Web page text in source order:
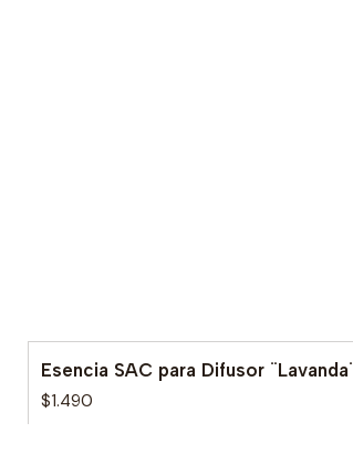
Esencia SAC para Difusor
$1.490